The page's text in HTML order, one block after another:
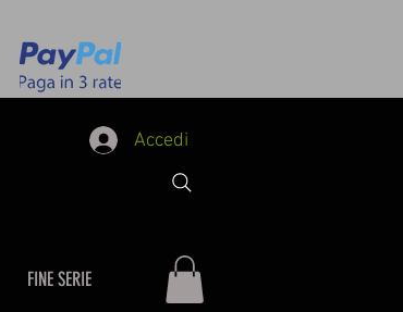
Accedi
FINE SERIE